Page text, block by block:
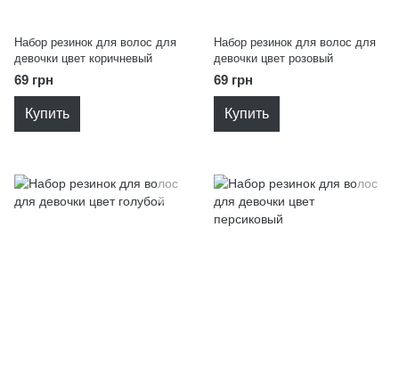
Набор резинок для волос для
девочки цвет коричневый
69 грн
Купить
Набор резинок для волос для
девочки цвет розовый
69 грн
Купить